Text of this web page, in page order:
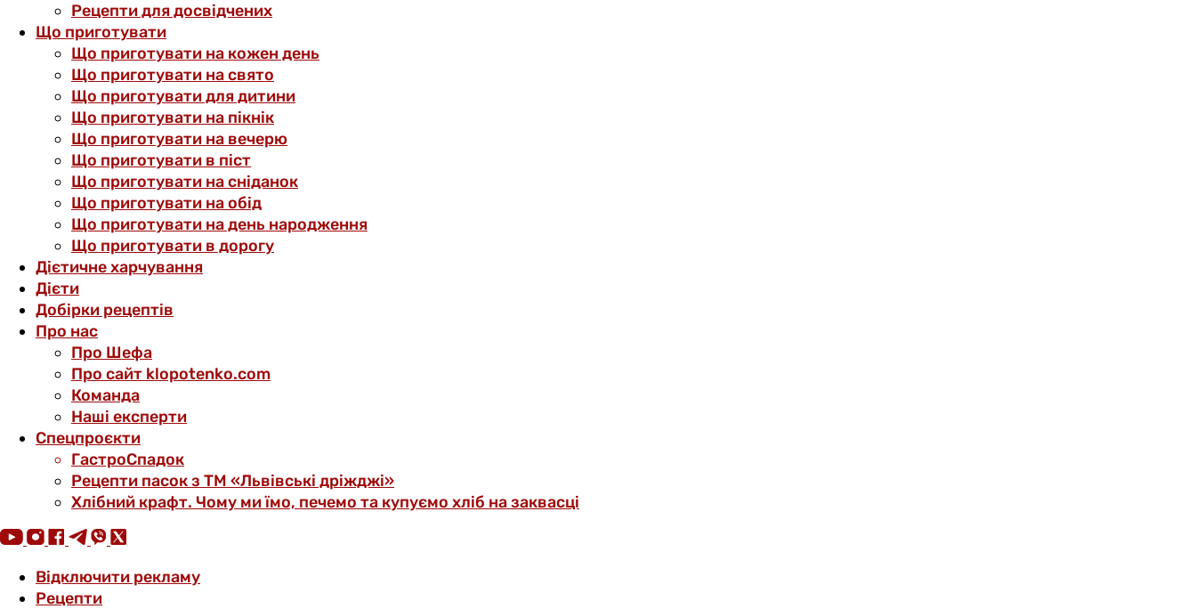
Рецепти для досвідчених
Що приготувати
Що приготувати на кожен день
Що приготувати на свято
Що приготувати для дитини
Що приготувати на пікнік
Що приготувати на вечерю
Що приготувати в піст
Що приготувати на сніданок
Що приготувати на обід
Що приготувати на день народження
Що приготувати в дорогу
Дієтичне харчування
Дієти
Добірки рецептів
Про нас
Про Шефа
Про сайт klopotenko.com
Команда
Наші експерти
Спецпроєкти
ГастроСпадок
Рецепти пасок з ТМ «Львівські дріжджі»
Хлібний крафт. Чому ми їмо, печемо та купуємо хліб на заквасці
Відключити рекламу
Рецепти